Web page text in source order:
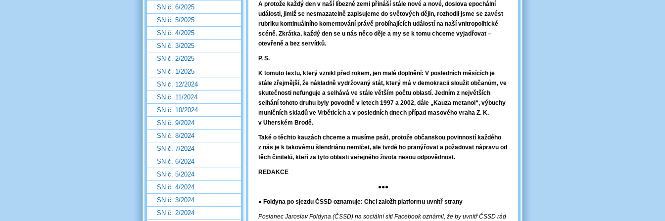
A protože každý den v naší líbezné zemi přináší stále nové a nové, doslova epochální
události, jimiž se nesmazatelně zapisujeme do světových dějin, rozhodli jsme se zavést
rubriku kontinuálního komentování právě probíhajících událostí na naší vnitropolitické
scéně. Zkrátka, každý den se u nás něco děje a my se k tomu chceme vyjadřovat –
otevřeně a bez servítků.
P. S.
K tomuto textu, který vznikl před rokem, jen malé doplnění: V posledních měsících je
stále zřejmější, že nákladně vydržovaný stát, který má v demokracii sloužit občanům, ve
skutečnosti nefunguje a selhává ve stále větším počtu oblastí. Jedním z největších
selhání tohoto druhu byly povodně v letech 1997 a 2002, dále „Kauza metanol“, výbuchy
muničních skladů ve Vrběticích a v posledních dnech případ masového vraha Z. K.
v Uherském Brodě.
Také o těchto kauzách chceme a musíme psát, protože občanskou povinností každého
z nás je k takovému šlendriánu nemlčet, ale tvrdě ho pranýřovat a požadovat nápravu od
těch činitelů, kteří za tyto oblasti veřejného života nesou odpovědnost.
REDAKCE
●●●
● Foldyna po sjezdu ČSSD oznamuje: Chci založit platformu uvnitř strany
Poslanec Jaroslav Foldyna (ČSSD) na sociální síti Facebook oznámil, že by uvnitř ČSSD rád
SN č. 6/2025
SN č. 5/2025
SN č. 4/2025
SN č. 3/2025
SN č. 2/2025
SN č. 1/2025
SN č. 12/2024
SN č. 11/2024
SN č. 10/2024
SN č. 9/2024
SN č. 8/2024
SN č. 7/2024
SN č. 6/2024
SN č. 5/2024
SN č. 4/2024
SN č. 3/2024
SN č. 2/2024